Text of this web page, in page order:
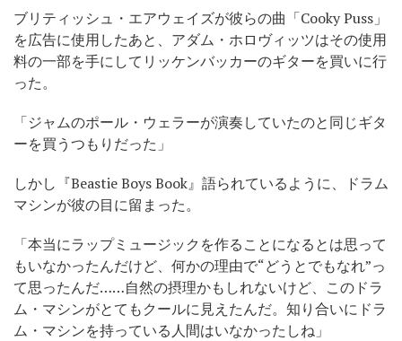
ブリティッシュ・エアウェイズが彼らの曲「Cooky Puss」
を広告に使用したあと、アダム・ホロヴィッツはその使用
料の一部を手にしてリッケンバッカーのギターを買いに行
った。
「ジャムのポール・ウェラーが演奏していたのと同じギタ
ーを買うつもりだった」
しかし『Beastie Boys Book』語られているように、ドラム
マシンが彼の目に留まった。
「本当にラップミュージックを作ることになるとは思って
もいなかったんだけど、何かの理由で“どうとでもなれ”っ
て思ったんだ……自然の摂理かもしれないけど、このドラ
ム・マシンがとてもクールに見えたんだ。知り合いにドラ
ム・マシンを持っている人間はいなかったしね」